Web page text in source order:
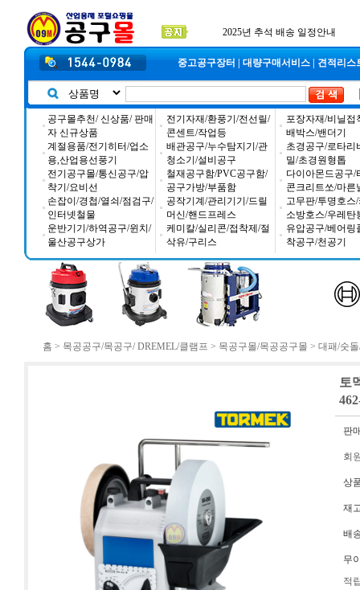
2026년 설날 배송일장 안내
중고공구장터 대량구매서비스 견적리스
공구몰추천/ 신상품/ 판매
자 신규상품
계절용품/전기히터/업소
용,산업용선풍기
전기공구몰/통신공구/압
착기/요비선
손잡이/경첩/열쇠/점검구/
인터넷철물
운반기기/하역공구/윈치/
울산공구상가
전기자재/환풍기/전선릴/
콘센트/작업등
배관공구/누수탐지기/관
청소기/설비공구
철재공구함/PVC공구함/
공구가방/부품함
공작기계/관리기기/드릴
머신/핸드프레스
케미칼/실리콘/접착제/절
삭유/구리스
포장자재/비닐접
배박스/밴더기
초경공구/로타리
밀/초경원형톱
다이아몬드공구/
콘크리트쏘/마른
고무판/투명호스
소방호스/우레탄
유압공구/베어링
착공구/천공기
홈 > 목공공구/목공구/ DREMEL/클램프 > 목공구몰/목공공구몰 > 대패/숫
토
판
회
상
재
배
무
적